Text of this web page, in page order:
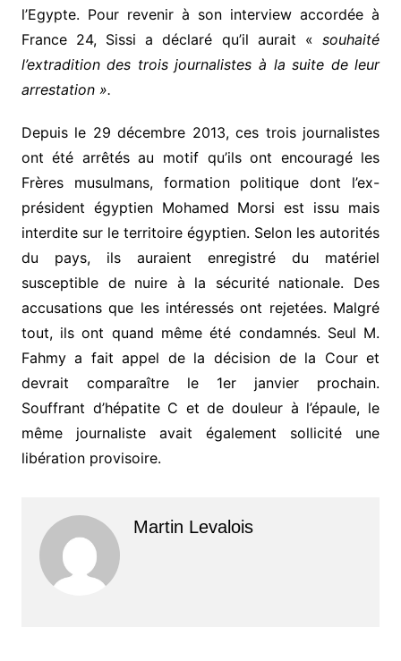
l’Egypte. Pour revenir à son interview accordée à
France 24, Sissi a déclaré qu’il aurait «souhaité
l’extradition des trois journalistes à la suite de leur
arrestation ».
Depuis le 29 décembre 2013, ces trois journalistes
ont été arrêtés au motif qu’ils ont encouragé les
Frères musulmans, formation politique dont l’ex-
président égyptien Mohamed Morsi est issu mais
interdite sur le territoire égyptien. Selon les autorités
du pays, ils auraient enregistré du matériel
susceptible de nuire à la sécurité nationale. Des
accusations que les intéressés ont rejetées. Malgré
tout, ils ont quand même été condamnés. Seul M.
Fahmy a fait appel de la décision de la Cour et
devrait comparaître le 1er janvier prochain.
Souffrant d’hépatite C et de douleur à l’épaule, le
même journaliste avait également sollicité une
libération provisoire.
Martin Levalois